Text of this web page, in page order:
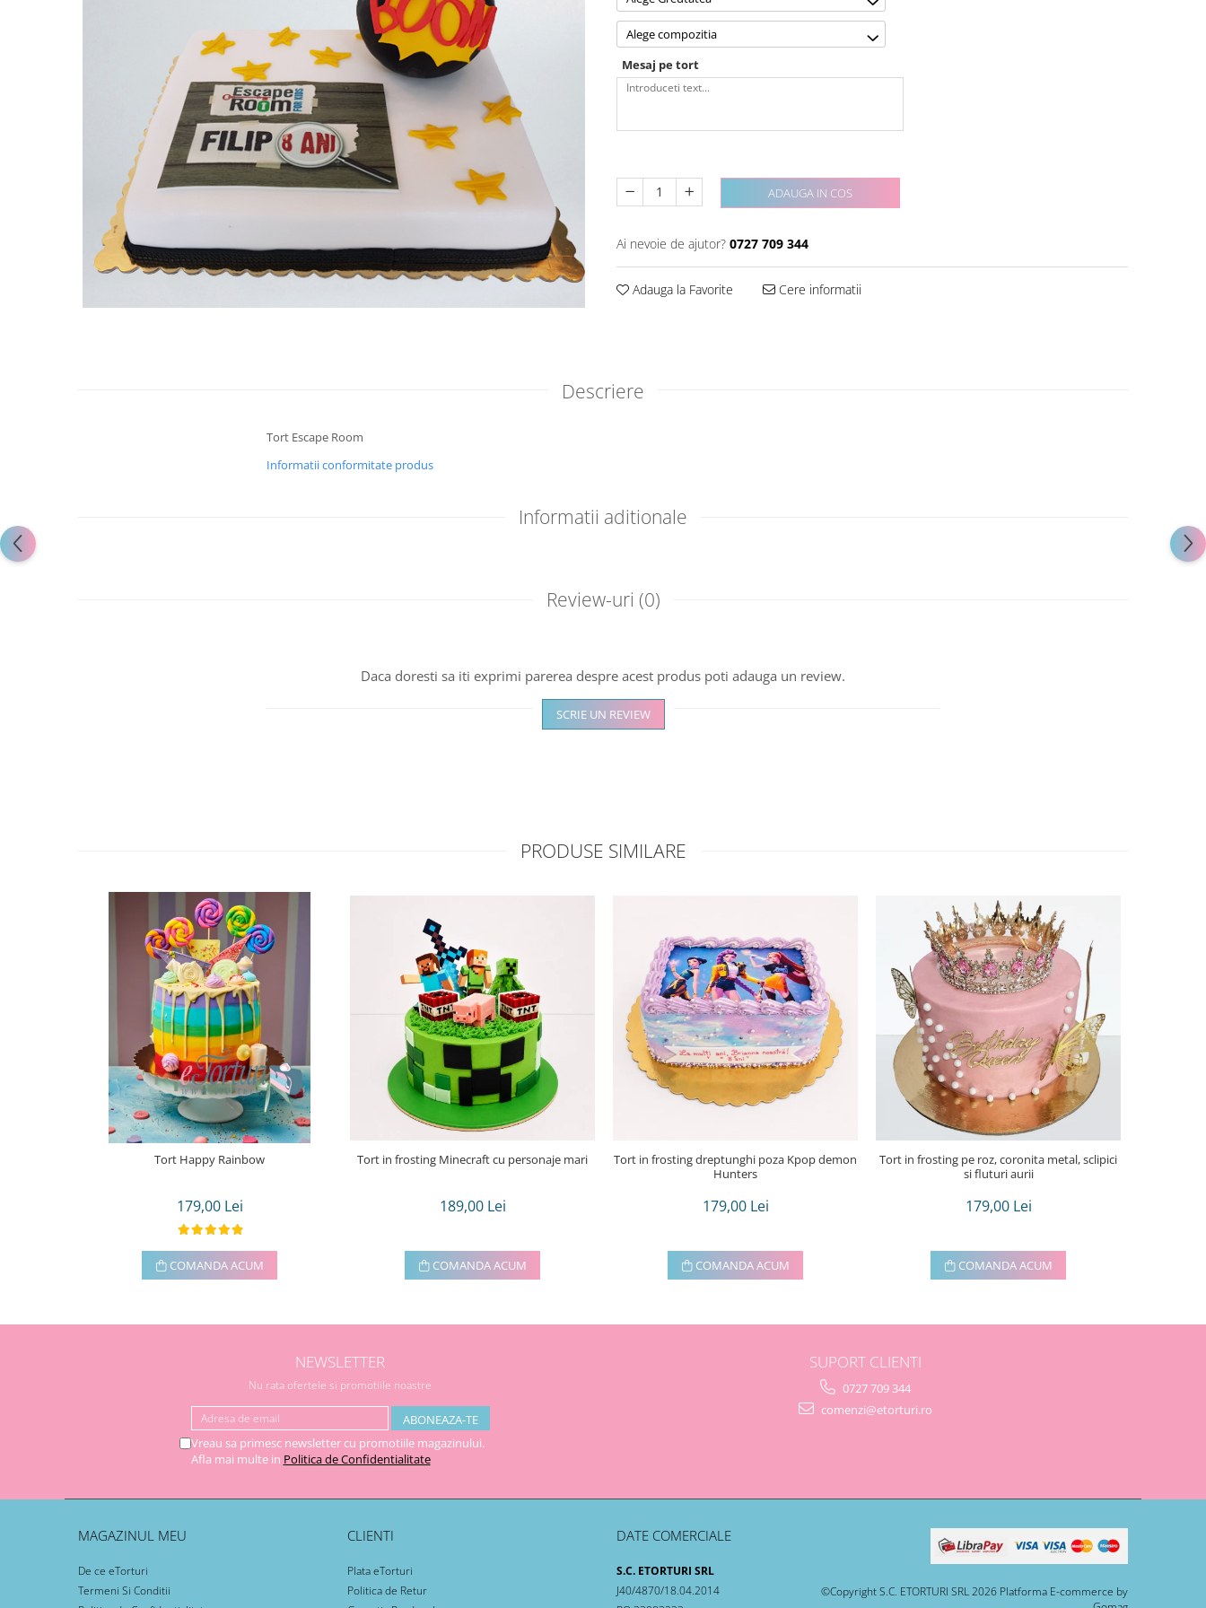
Alege compozitia
Mesaj pe tort
ADAUGA IN COS
Ai nevoie de ajutor? 0727 709 344
Adauga la Favorite Cere informatii
Descriere
Tort Escape Room
Informatii conformitate produs
Informatii aditionale
Review-uri (0)
Daca doresti sa iti exprimi parerea despre acest produs poti adauga un review.
SCRIE UN REVIEW
PRODUSE SIMILARE
Tort Happy Rainbow
179,00 Lei
COMANDA ACUM
Tort in frosting Minecraft cu personaje mari
189,00 Lei
COMANDA ACUM
Tort in frosting dreptunghi poza Kpop demon
Hunters
179,00 Lei
COMANDA ACUM
Tort in frosting pe roz, coronita metal, sclipici
si fluturi aurii
179,00 Lei
COMANDA ACUM
NEWSLETTER
Nu rata ofertele si promotiile noastre
Vreau sa primesc newsletter cu promotiile magazinului.
Afla mai multe in Politica de Confidentialitate
SUPORT CLIENTI
0727 709 344
comenzi@etorturi.ro
MAGAZINUL MEU
De ce eTorturi
Termeni Si Conditii
CLIENTI
Plata eTorturi
Politica de Retur
DATE COMERCIALE
S.C. ETORTURI SRL
J40/4870/18.04.2014
©Copyright S.C. ETORTURI SRL 2026 Platforma E-commerce by